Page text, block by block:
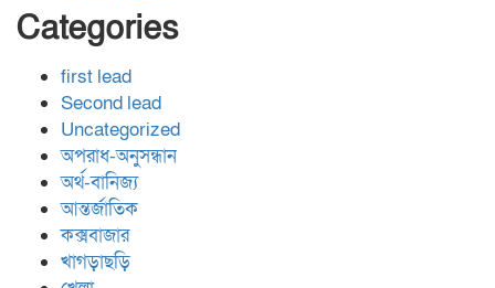
Categories
first lead
Second lead
Uncategorized
অপরাধ-অনুসন্ধান
অর্থ-বানিজ্য
আন্তর্জাতিক
কক্সবাজার
খাগড়াছড়ি